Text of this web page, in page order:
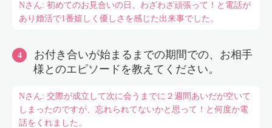
Nさん: 初めてのお見合いの日、わざわざ頑張って！と電話が
あり婚活で1番嬉しく優しさを感じた出来事でした。
お付き合いが始まるまでの期間での、お相手
様とのエピソードを教えてください。
Nさん: 交際が成立して次に会うまでに２週間あいだが空いて
しまったのですが、忘れられてないかと思って！と何度か電
話をくれました。